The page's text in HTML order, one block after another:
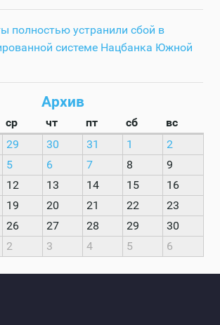
полностью устранили сбой в
системе Нацбанка Южной
Архив
ср чт пт сб
вс
29 30 31 1
2
5 6 7 8
9
12 13 14 15
16
19 20 21 22
23
26 27 28 29
30
2 3 4 5 6